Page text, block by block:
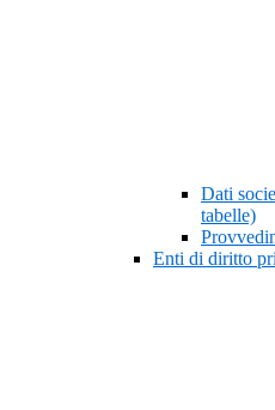
Dati
tabelle)
Enti di diritto